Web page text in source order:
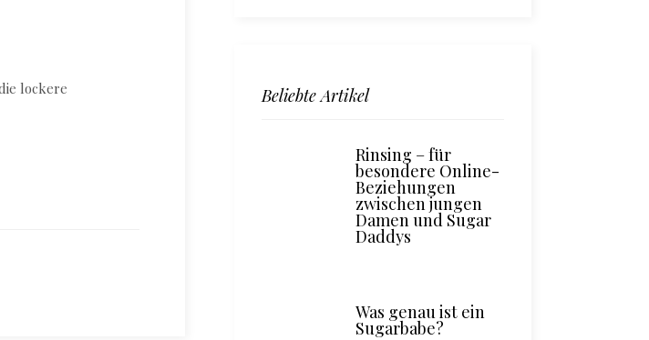
lockere
Beliebte Artikel
Rinsing – für
besondere Online-
Beziehungen
zwischen jungen
Damen und Sugar
Daddys
Was genau ist ein
Sugarbabe?